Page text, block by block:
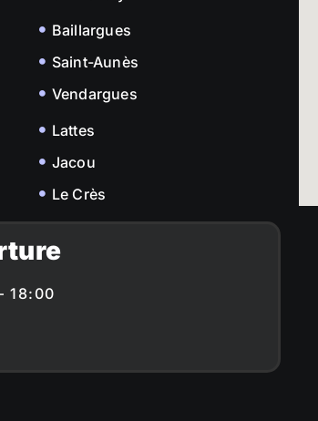
Baillargues
Saint-Aunès
Vendargues
Lattes
Jacou
Le Crès
18:00